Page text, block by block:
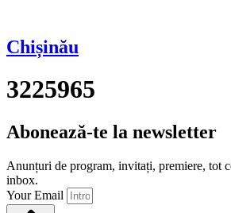
Chișinău
3225965
Abonează-te la newsletter
Anunțuri de program, invitați, premiere, tot
inbox.
Your Email